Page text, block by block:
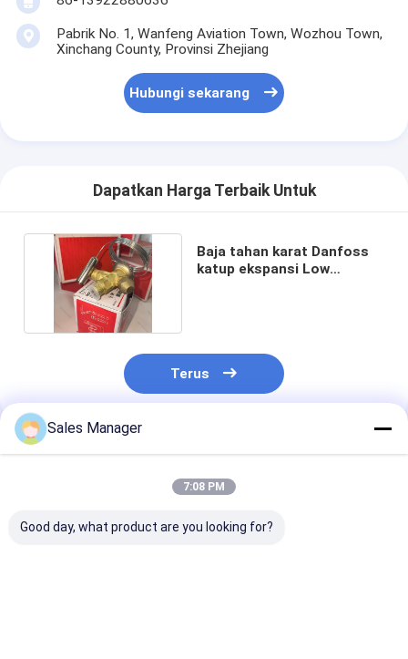
Pabrik No. 1, Wanfeng Aviation Town, Wozhou Town,
Xinchang County, Provinsi Zhejiang
Hubungi sekarang
Dapatkan Harga Terbaik Untuk
Baja tahan karat Danfoss
katup ekspansi Low
Terus
Rekomendasi Produk
Sales Manager
7:08 PM
Good day, what product are you looking for?